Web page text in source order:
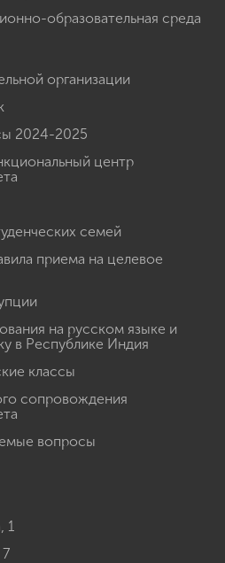
образовательная среда
организации
2024-2025
центр
семей
приема на целевое
на русском языке и
в Республике Индия
классы
сопровождения
вопросы
1